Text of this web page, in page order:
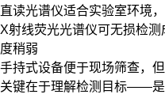
直读光谱仪适合实验室环境
X射线荧光光谱仪可无损检测
度稍弱
手持式设备便于现场筛查，
关键在于理解检测目标——是